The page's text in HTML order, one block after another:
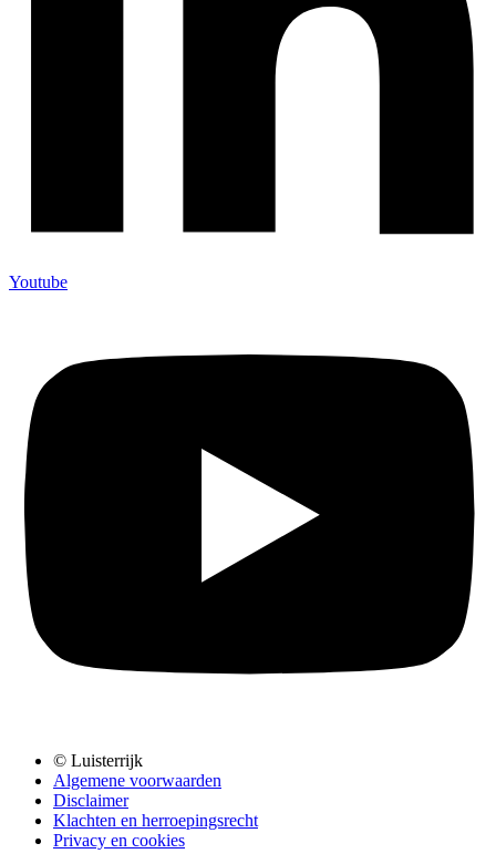
Youtube
© Luisterrijk
Algemene voorwaarden
Disclaimer
Klachten en herroepingsrecht
Privacy en cookies